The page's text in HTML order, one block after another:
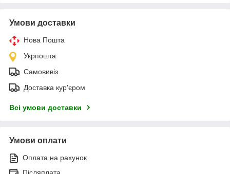
Умови доставки
Нова Пошта
Укрпошта
Самовивіз
Доставка кур'єром
Всі умови доставки
Умови оплати
Оплата на рахунок
Післяплата